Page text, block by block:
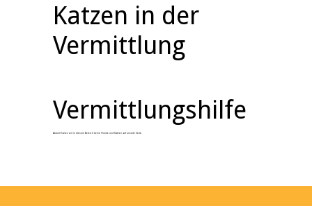
Katzen in der
Vermittlung
Vermittlungshilfe
Aktuell haben wir in diesem Bereich keine Hunde und Katzen auf unserer Seite.